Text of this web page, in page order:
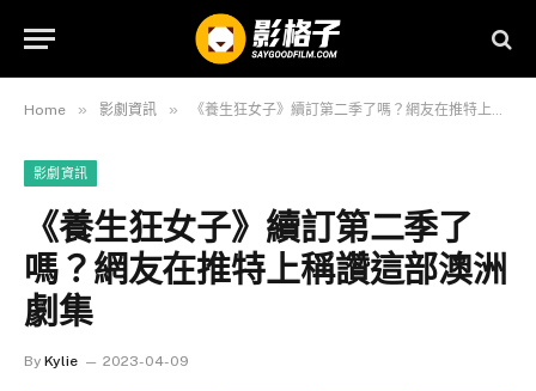
Home » 影劇資訊 » 《養生狂女子》續訂第二季了嗎？網友在推特上稱讚這部澳洲劇集
影劇資訊
《養生狂女子》續訂第二季了
嗎？網友在推特上稱讚這部澳洲
劇集
By Kylie 2023-04-09